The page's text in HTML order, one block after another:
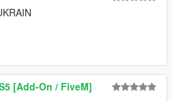
[Add-On / FiveM]